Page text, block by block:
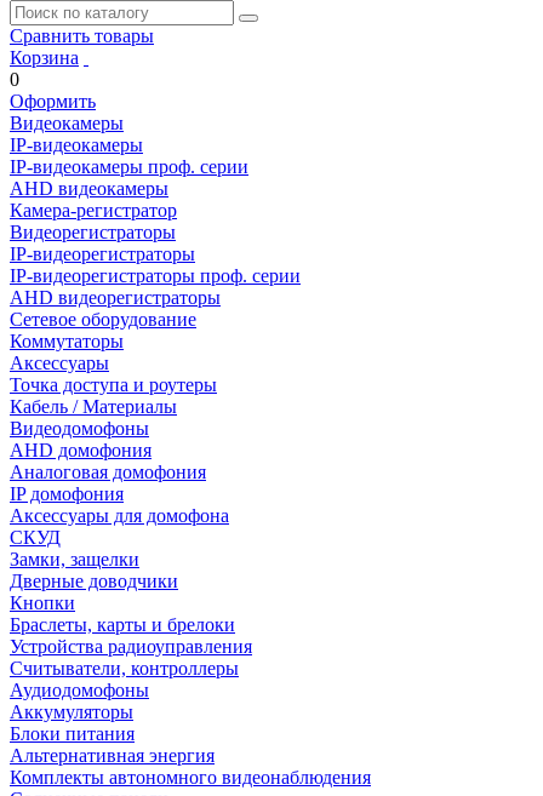
Сравнить товары
Корзина
0
Оформить
Видеокамеры
IP-видеокамеры
IP-видеокамеры проф. серии
AHD видеокамеры
Камера-регистратор
Видеорегистраторы
IP-видеорегистраторы
IP-видеорегистраторы проф. серии
AHD видеорегистраторы
Сетевое оборудование
Коммутаторы
Аксессуары
Точка доступа и роутеры
Кабель / Материалы
Видеодомофоны
AHD домофония
Аналоговая домофония
IP домофония
Аксессуары для домофона
СКУД
Замки, защелки
Дверные доводчики
Кнопки
Браслеты, карты и брелоки
Устройства радиоуправления
Считыватели, контроллеры
Аудиодомофоны
Аккумуляторы
Блоки питания
Альтернативная энергия
Комплекты автономного видеонаблюдения